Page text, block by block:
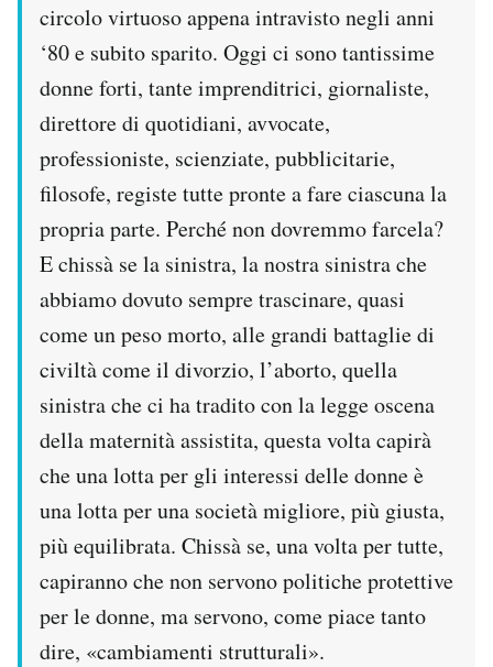
circolo virtuoso appena intravisto negli anni
‘80 e subito sparito. Oggi ci sono tantissime
donne forti, tante imprenditrici, giornaliste,
direttore di quotidiani, avvocate,
professioniste, scienziate, pubblicitarie,
filosofe, registe tutte pronte a fare ciascuna la
propria parte. Perché non dovremmo farcela?
E chissà se la sinistra, la nostra sinistra che
abbiamo dovuto sempre trascinare, quasi
come un peso morto, alle grandi battaglie di
civiltà come il divorzio, l’aborto, quella
sinistra che ci ha tradito con la legge oscena
della maternità assistita, questa volta capirà
che una lotta per gli interessi delle donne è
una lotta per una società migliore, più giusta,
più equilibrata. Chissà se, una volta per tutte,
capiranno che non servono politiche protettive
per le donne, ma servono, come piace tanto
dire, «cambiamenti strutturali».